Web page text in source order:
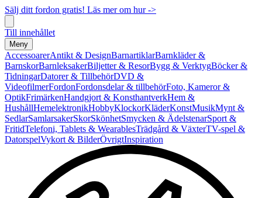
Sälj ditt fordon gratis! Läs mer om hur ->
Till innehållet
Meny
AccessoarerAntikt & DesignBarnartiklarBarnkläder &
BarnskorBarnleksakerBiljetter & ResorBygg & VerktygBöcker &
TidningarDatorer & TillbehörDVD &
VideofilmerFordonFordonsdelar & tillbehörFoto, Kameror &
OptikFrimärkenHandgjort & KonsthantverkHem &
HushållHemelektronikHobbyKlockorKläderKonstMusikMynt &
SedlarSamlarsakerSkorSkönhetSmycken & ÄdelstenarSport &
FritidTelefoni, Tablets & WearablesTrädgård & VäxterTV-spel &
DatorspelVykort & BilderÖvrigtInspiration